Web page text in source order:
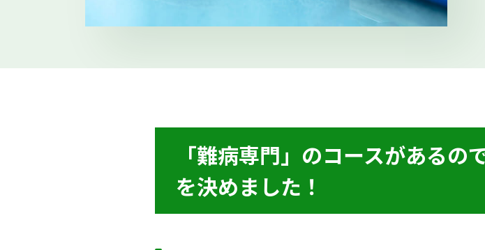
「難病専門」のコースがある
を決めました！